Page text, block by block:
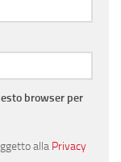
browser per
alla Privacy